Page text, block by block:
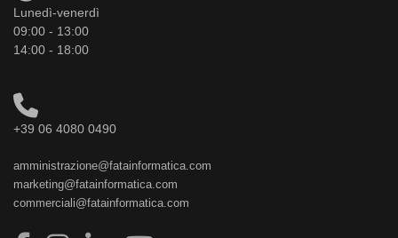
Lunedì-venerdì
09:00 - 13:00
14:00 - 18:00
+39 06 4080 0490
amministrazione@fatainformatica.com
marketing@fatainformatica.com
commerciali@fatainformatica.com